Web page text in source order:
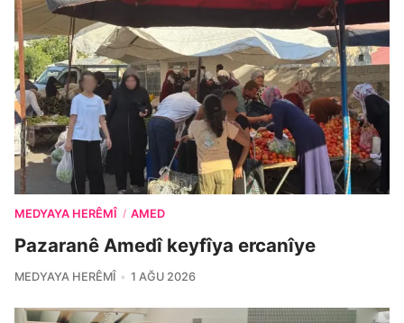
MEDYAYA HERÊMÎ / AMED
Pazaranê Amedî keyfîya ercanîye
MEDYAYA HERÊMÎ 1 AĞU 2026